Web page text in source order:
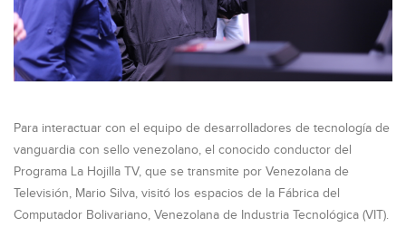
Para interactuar con el equipo de desarrolladores de tecnología de
vanguardia con sello venezolano, el conocido conductor del
Programa La Hojilla TV, que se transmite por Venezolana de
Televisión, Mario Silva, visitó los espacios de la Fábrica del
Computador Bolivariano, Venezolana de Industria Tecnológica (VIT).